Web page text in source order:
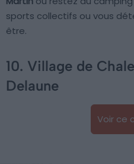
sports collectifs ou vous
être.
10. Village de
Delaune
Voir ce